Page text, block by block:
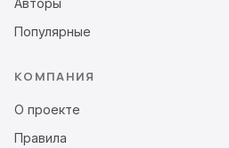
Популярные
КОМПАНИЯ
О проекте
Правила